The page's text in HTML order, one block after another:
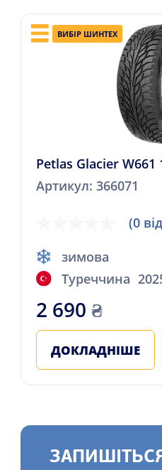
ВИБІР ШИНТЕХ
Petlas Glacier W661
Артикул: 366071
(0
зимова
Туреччина
2 690 ₴
ДОКЛАДНІШЕ